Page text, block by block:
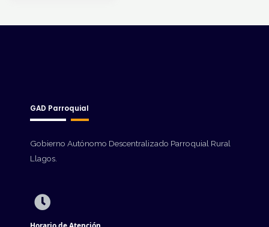
GAD Parroquial
Gobierno Autónomo Descentralizado Parroquial Rural
Llagos.
Horario de Atención